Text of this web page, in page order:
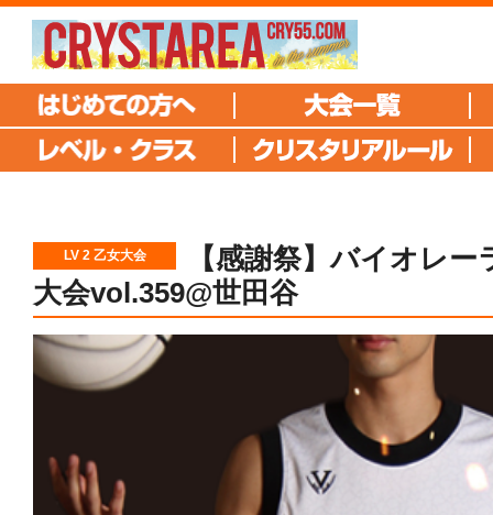
LV 2 乙女大会
【感謝祭】バイオレー
大会vol.359@世田谷